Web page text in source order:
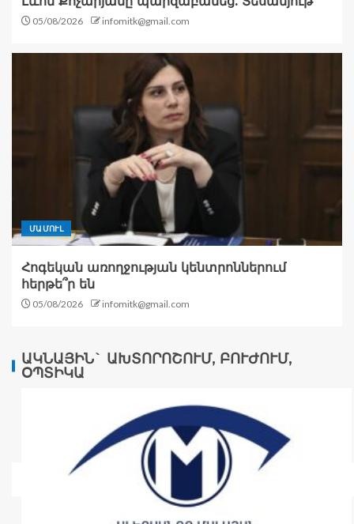
05/08/2026 infomitk@gmail.com
ՄԱՄՈՒԼ
Հոգեկան առողջության կենտրոններում
հերթե՞ր են
05/08/2026 infomitk@gmail.com
ԱԿՆԱՅԻՆ` ԱԽՏՈՐՈՇՈՒՄ, ԲՈՒԺՈՒՄ,
ՕՊՏԻԿԱ